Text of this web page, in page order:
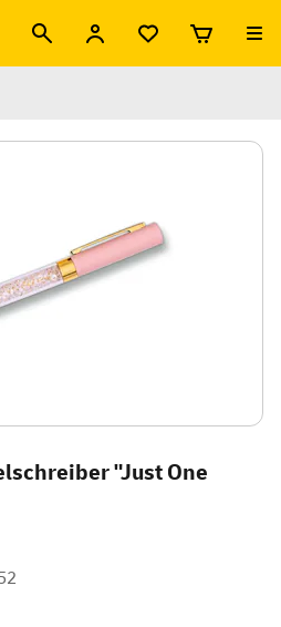
"Just One